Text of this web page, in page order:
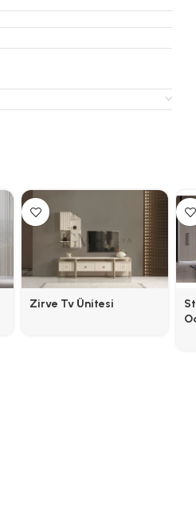
Zirve Tv Ünitesi